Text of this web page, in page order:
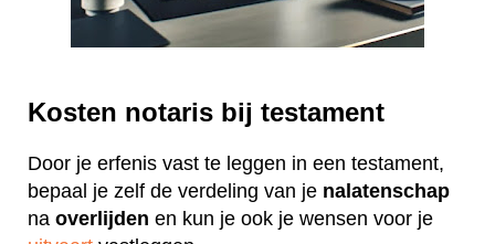
Kosten notaris bij testament
Door je erfenis vast te leggen in een testament,
bepaal je zelf de verdeling van je nalatenschap
na overlijden en kun je ook je wensen voor je